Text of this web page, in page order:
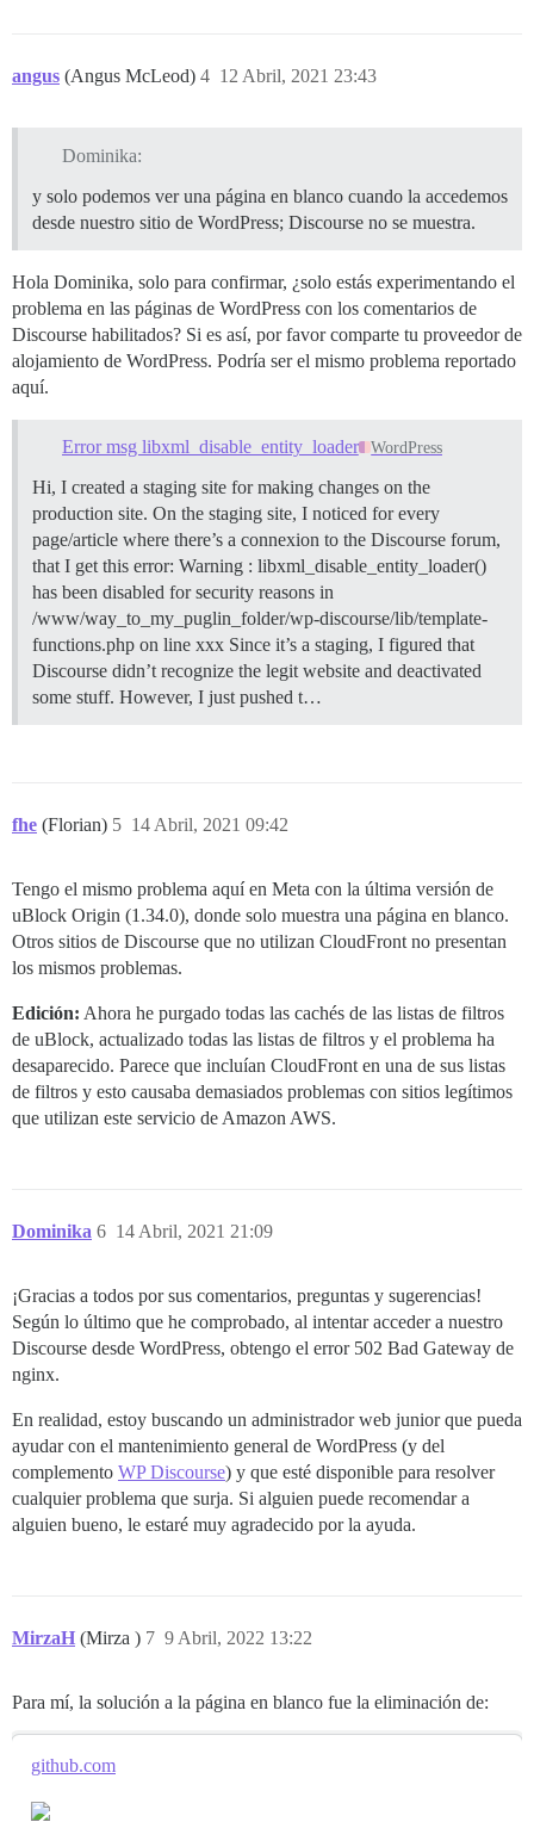
angus (Angus McLeod) 12 Abril, 2021 23:43
4
Dominika:
y solo podemos ver una página en blanco cuando la accedemos
desde nuestro sitio de WordPress; Discourse no se muestra.
Hola Dominika, solo para confirmar, ¿solo estás experimentando el
problema en las páginas de WordPress con los comentarios de
Discourse habilitados? Si es así, por favor comparte tu proveedor de
alojamiento de WordPress. Podría ser el mismo problema reportado
aquí.
Error msg libxml_disable_entity_loader WordPress
Hi, I created a staging site for making changes on the
production site. On the staging site, I noticed for every
page/article where there’s a connexion to the Discourse forum,
that I get this error: Warning : libxml_disable_entity_loader()
has been disabled for security reasons in
/www/way_to_my_puglin_folder/wp-discourse/lib/template-
functions.php on line xxx Since it’s a staging, I figured that
Discourse didn’t recognize the legit website and deactivated
some stuff. However, I just pushed t…
fhe (Florian) 14 Abril, 2021 09:42
5
Tengo el mismo problema aquí en Meta con la última versión de
uBlock Origin (1.34.0), donde solo muestra una página en blanco.
Otros sitios de Discourse que no utilizan CloudFront no presentan
los mismos problemas.
Edición: Ahora he purgado todas las cachés de las listas de filtros
de uBlock, actualizado todas las listas de filtros y el problema ha
desaparecido. Parece que incluían CloudFront en una de sus listas
de filtros y esto causaba demasiados problemas con sitios legítimos
que utilizan este servicio de Amazon AWS.
Dominika 14 Abril, 2021 21:09
6
¡Gracias a todos por sus comentarios, preguntas y sugerencias!
Según lo último que he comprobado, al intentar acceder a nuestro
Discourse desde WordPress, obtengo el error 502 Bad Gateway de
nginx.
En realidad, estoy buscando un administrador web junior que pueda
ayudar con el mantenimiento general de WordPress (y del
complemento WP Discourse) y que esté disponible para resolver
cualquier problema que surja. Si alguien puede recomendar a
alguien bueno, le estaré muy agradecido por la ayuda.
MirzaH (Mirza ) 9 Abril, 2022 13:22
7
Para mí, la solución a la página en blanco fue la eliminación de:
github.com